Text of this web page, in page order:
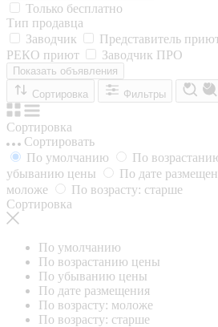
Только бесплатно
Тип продавца
Заводчик
Представитель
РЕКО приют
Заводчик ПРО
Показать объявления
Сортировка
Фильтры
Сортировка
Сортировать
По умолчанию
По
убыванию цены
По дате
моложе
По возрасту: старше
Сортировка
По умолчанию
По возрастанию цены
По убыванию цены
По дате размещения
По возрасту: моложе
По возрасту: старше